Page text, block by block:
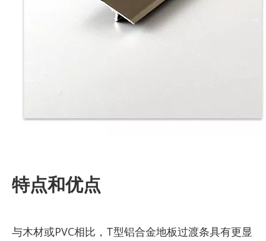
特点和优点
与木材或PVC相比，T型铝合金地板过渡条具有更显